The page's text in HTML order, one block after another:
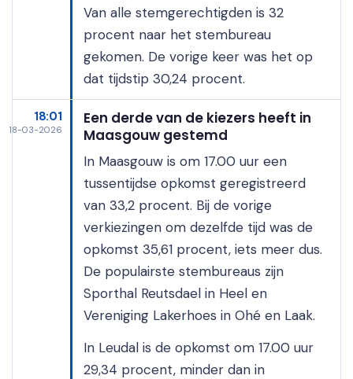
Van alle stemgerechtigden is 32
procent naar het stembureau
gekomen. De vorige keer was het op
dat tijdstip 30,24 procent.
18:01
18-03-2026
Een derde van de kiezers heeft in
Maasgouw gestemd
In Maasgouw is om 17.00 uur een
tussentijdse opkomst geregistreerd
van 33,2 procent. Bij de vorige
verkiezingen om dezelfde tijd was de
opkomst 35,61 procent, iets meer dus.
De populairste stembureaus zijn
Sporthal Reutsdael in Heel en
Vereniging Lakerhoes in Ohé en Laak.
In Leudal is de opkomst om 17.00 uur
29,34 procent, minder dan in